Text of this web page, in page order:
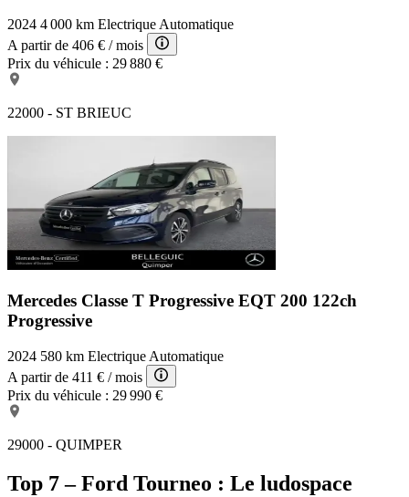
2024 4 000 km Electrique Automatique
A partir de 406 € / mois
Prix du véhicule : 29 880 €
22000 - ST BRIEUC
Mercedes Classe T Progressive EQT 200 122ch
Progressive
2024 580 km Electrique Automatique
A partir de 411 € / mois
Prix du véhicule : 29 990 €
29000 - QUIMPER
Top 7 – Ford Tourneo : Le ludospace